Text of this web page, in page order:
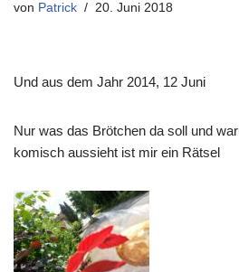
von Patrick 20. Juni 2018
Und aus dem Jahr 2014, 12 Juni
Nur was das Brötchen da soll und
komisch aussieht ist mir ein Rätsel